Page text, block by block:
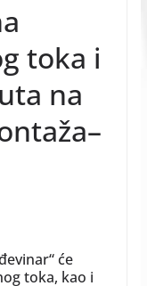
toka i
na
će
toka, kao i